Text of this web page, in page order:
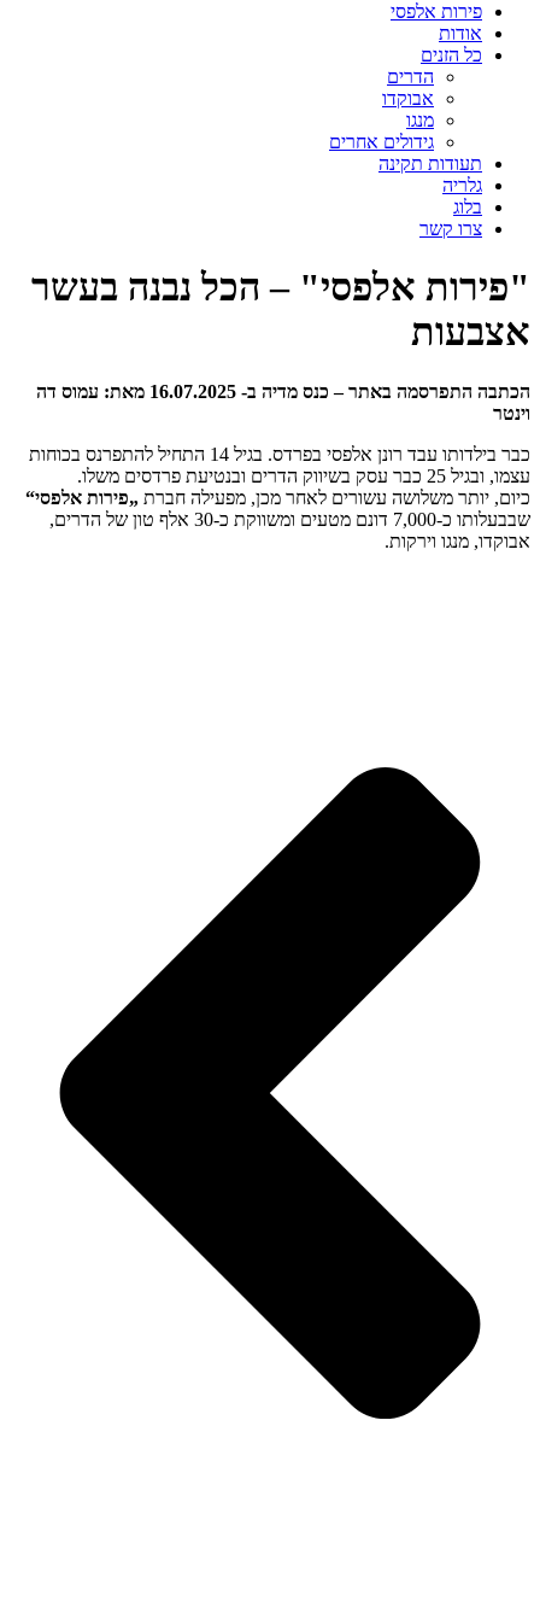
פירות אלפסי
אודות
כל הזנים
הדרים
אבוקדו
מנגו
גידולים אחרים
תעודות תקינה
גלריה
בלוג
צרו קשר
"פירות אלפסי" – הכל נבנה בעשר
אצבעות
הכתבה התפרסמה באתר – כנס מדיה ב- 16.07.2025 מאת: עמוס דה
וינטר
כבר בילדותו עבד רונן אלפסי בפרדס. בגיל 14 התחיל להתפרנס בכוחות
עצמו, ובגיל 25 כבר עסק בשיווק הדרים ובנטיעת פרדסים משלו.
כיום, יותר משלושה עשורים לאחר מכן, מפעילה חברת „פירות אלפסי“
שבבעלותו כ-7,000 דונם מטעים ומשווקת כ-30 אלף טון של הדרים,
אבוקדו, מנגו וירקות.